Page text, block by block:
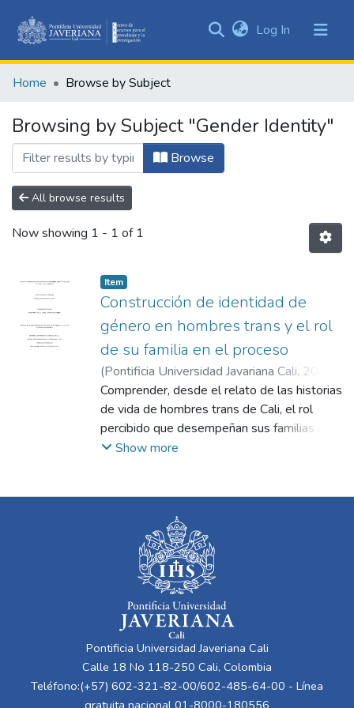
&
All of DSpace
Log In (current)
Home Browse by Subject
Browsing by Subject "Gender Identity"
Browse
All browse results
Now showing 1 - 1 of 1
Item
Construcción de identidad de
género en hombres trans y el rol
de su familia en el proceso
(Pontificia Universidad Javariana Cali, 2024
Córdoba Córdoba, Angie Valentina; Ortiz
Estrada, María Camila;Hoyos Hernández,
Paula Andrea
Comprender, desde el relato de las historias
de vida de hombres trans de Cali, el rol
percibido que desempeñan sus familias en
su construcción de identidad de género.
trans de Colombia con edades entre 22 y
39 años, y entrevistas semiestructuradas a
un familiar elegido por cada uno.
Adicionalmente, se construyó una línea del
tiempo solo con los hombres. Resultados:
Se encontró en la historia de vida de los
hombres trans que su proceso de
construcción de identidad se ve atravesado
por aspectos de género, como la
desidentificación temprana y el desafío de
Show more
Pontificia Universidad Javeriana Cali
Calle 18 No 118-250 Cali, Colombia
Teléfono:(+57) 602-321-82-00/602-485-64-00 - Línea